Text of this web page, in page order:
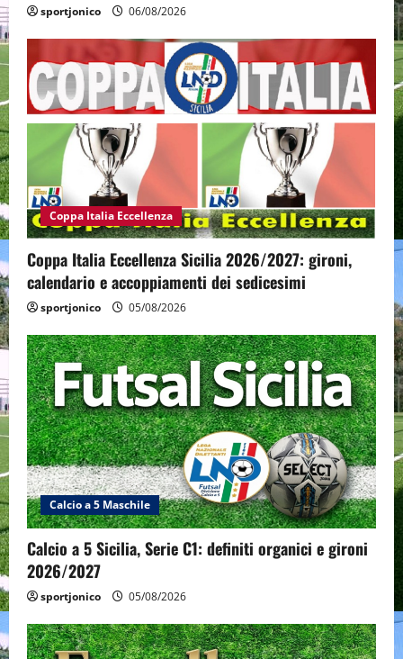
sportjonico 06/08/2026
Coppa Italia Eccellenza
Coppa Italia Eccellenza Sicilia 2026/2027: gironi,
calendario e accoppiamenti dei sedicesimi
sportjonico 05/08/2026
Calcio a 5 Maschile
Calcio a 5 Sicilia, Serie C1: definiti organici e gironi
2026/2027
sportjonico 05/08/2026